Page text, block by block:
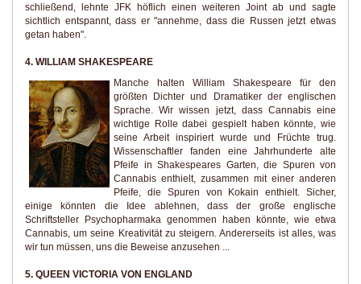
schließend, lehnte JFK höflich einen weiteren Joint ab und sagte
sichtlich entspannt, dass er "annehme, dass die Russen jetzt etwas
getan haben".
4. WILLIAM SHAKESPEARE
Manche halten William Shakespeare für den
größten Dichter und Dramatiker der englischen
Sprache. Wir wissen jetzt, dass Cannabis eine
wichtige Rolle dabei gespielt haben könnte, wie
seine Arbeit inspiriert wurde und Früchte trug.
Wissenschaftler fanden eine Jahrhunderte alte
Pfeife in Shakespeares Garten, die Spuren von
Cannabis enthielt, zusammen mit einer anderen
Pfeife, die Spuren von Kokain enthielt. Sicher,
einige könnten die Idee ablehnen, dass der große englische
Schriftsteller Psychopharmaka genommen haben könnte, wie etwa
Cannabis, um seine Kreativität zu steigern. Andererseits ist alles, was
wir tun müssen, uns die Beweise anzusehen ...
5. QUEEN VICTORIA VON ENGLAND